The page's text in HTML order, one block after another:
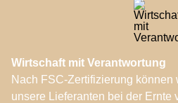
Wirtschaft mit Verantwortung
Nach FSC-Zertifizierung können
unsere Lieferanten bei der Ernte